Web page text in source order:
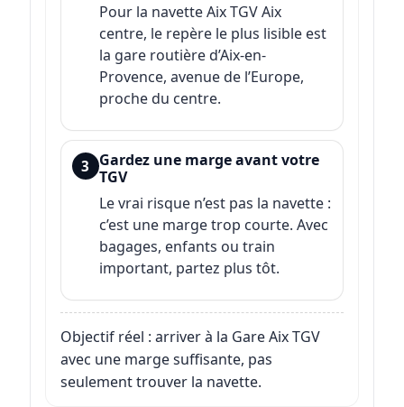
Pour la navette Aix TGV Aix
centre, le repère le plus lisible est
la gare routière d’Aix-en-
Provence, avenue de l’Europe,
proche du centre.
3 Gardez une marge avant votre
TGV
Le vrai risque n’est pas la navette :
c’est une marge trop courte. Avec
bagages, enfants ou train
important, partez plus tôt.
Objectif réel : arriver à la Gare Aix TGV
avec une marge suffisante, pas
seulement trouver la navette.